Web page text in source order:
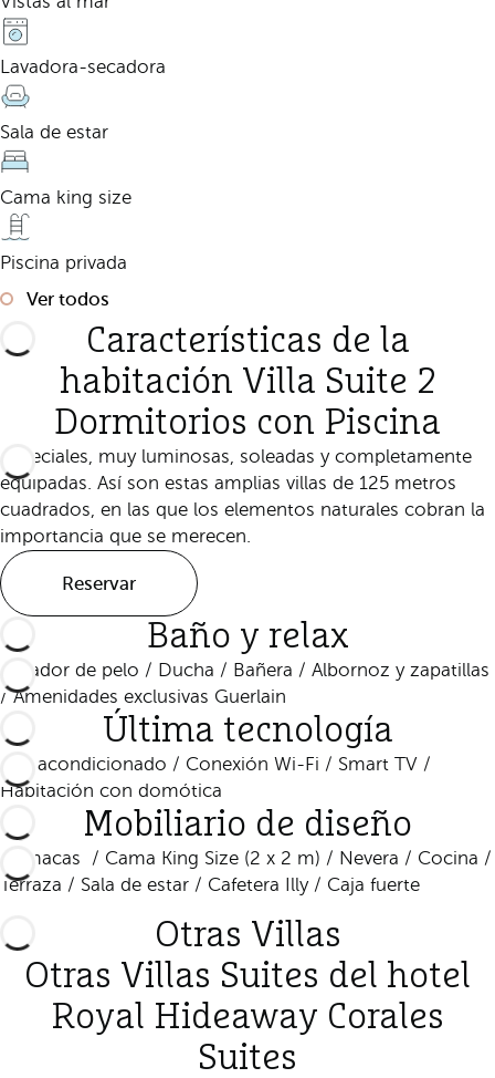
Lavadora-secadora
Sala de estar
Cama king size
Piscina privada
Ver todos
Características de la
habitación Villa Suite 2
Dormitorios con Piscina
Especiales, muy luminosas, soleadas y completamente
equipadas. Así son estas amplias villas de 125 metros
cuadrados, en las que los elementos naturales cobran la
importancia que se merecen.
Reservar
Baño y relax
Secador de pelo / Ducha / Bañera / Albornoz y zapatillas
/ Amenidades exclusivas Guerlain
Última tecnología
Aire acondicionado / Conexión Wi-Fi / Smart TV /
Habitación con domótica
Mobiliario de diseño
Hamacas / Cama King Size (2 x 2 m) / Nevera / Cocina /
Terraza / Sala de estar / Cafetera Illy / Caja fuerte
Otras Villas
Otras Villas Suites del hotel
Royal Hideaway Corales
Suites